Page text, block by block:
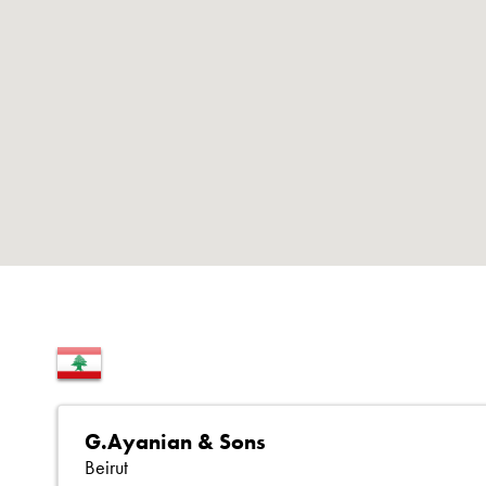
G.Ayanian & Sons
Beirut